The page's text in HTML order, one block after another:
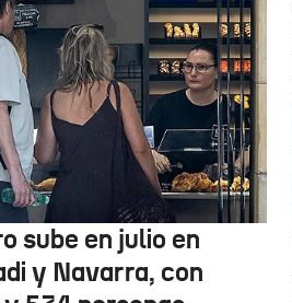
sube en julio en
y Navarra, con